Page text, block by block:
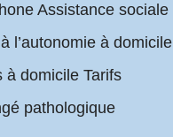
Assistance sociale
l’autonomie à domicile
à domicile Tarifs
pathologique